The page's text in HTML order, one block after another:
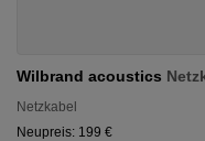
Wilbrand acoustics
Netzkabel
Neupreis: 199 €